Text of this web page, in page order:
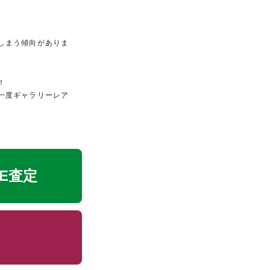
まう傾向がありま
度ギャラリーレア
査定